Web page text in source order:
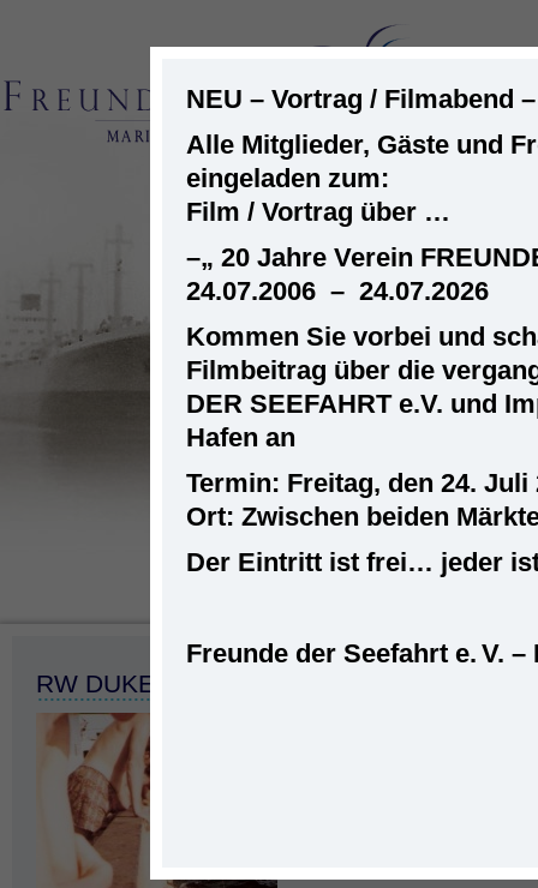
Startseite»Seeleute » Rainer Wagner
RW DUKEGAT 21
NEU – Vortrag / Filmabend
Alle Mitglieder, Gäste und
eingeladen zum:
Film / Vortrag über …
–„ 20 Jahre Verein
24.07.2006 – 24.07.2026
Kommen Sie vorbei und
Filmbeitrag über die
DER SEEFAHRT e.V. und
Hafen an
Termin: Freitag, den 24. Juli
Ort: Zwischen beiden
Der Eintritt ist frei… jeder
Freunde der Seefahrt e. V. –